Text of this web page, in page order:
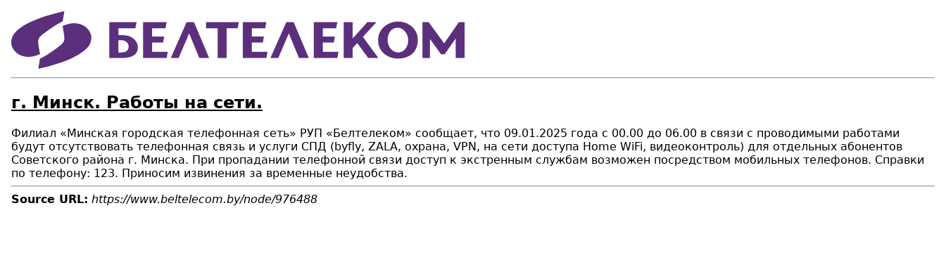
г. Минск. Работы на сети.
Филиал «Минская городская телефонная сеть» РУП «Белтелеком» сообщает, что 09.01.2025 года с 00.00 до 06.00 в связи с проводимыми работами
будут отсутствовать телефонная связь и услуги СПД (byfly, ZALA, охрана, VPN, на сети доступа Home WiFi, видеоконтроль) для отдельных абонентов
Советского района г. Минска. При пропадании телефонной связи доступ к экстренным службам возможен посредством мобильных телефонов. Справки
по телефону: 123. Приносим извинения за временные неудобства.
Source URL: https://www.beltelecom.by/node/976488